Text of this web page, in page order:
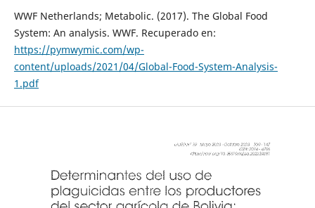
WWF Netherlands; Metabolic. (2017). The Global Food
System: An analysis. WWF. Recuperado en:
https://pymwymic.com/wp-
content/uploads/2021/04/Global-Food-System-Analysis-
1.pdf